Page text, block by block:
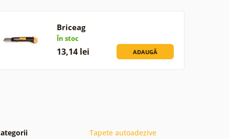
Briceag
În stoc
13,14 lei ADAUGĂ
Tapete autoadezive